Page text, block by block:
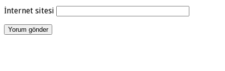
İnternet sitesi